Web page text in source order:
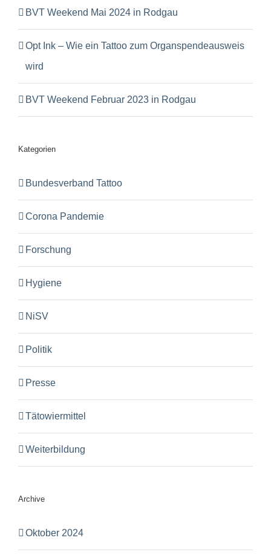
BVT Weekend Mai 2024 in Rodgau
Opt Ink – Wie ein Tattoo zum Organspendeausweis
wird
BVT Weekend Februar 2023 in Rodgau
Kategorien
Bundesverband Tattoo
Corona Pandemie
Forschung
Hygiene
NiSV
Politik
Presse
Tätowiermittel
Weiterbildung
Archive
Oktober 2024